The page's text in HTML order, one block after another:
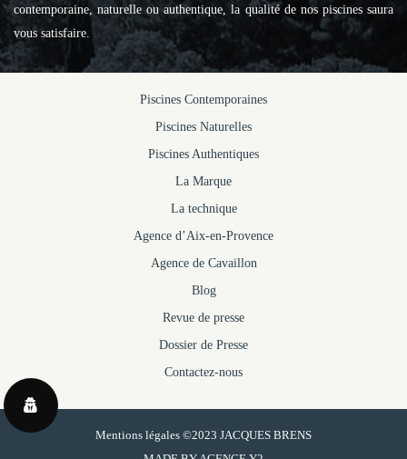
contemporaine, naturelle ou authentique, la qualité de nos piscines saura
vous satisfaire.
Piscines Contemporaines
Piscines Naturelles
Piscines Authentiques
La Marque
La technique
Agence d’Aix-en-Provence
Agence de Cavaillon
Blog
Revue de presse
Dossier de Presse
Contactez-nous
Mentions légales ©2023 JACQUES BRENS